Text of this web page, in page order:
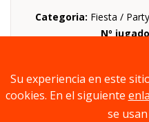
Categoria: Fiesta /
Nº
Edad
Su experiencia en este
cookies. En el siguiente
se usan